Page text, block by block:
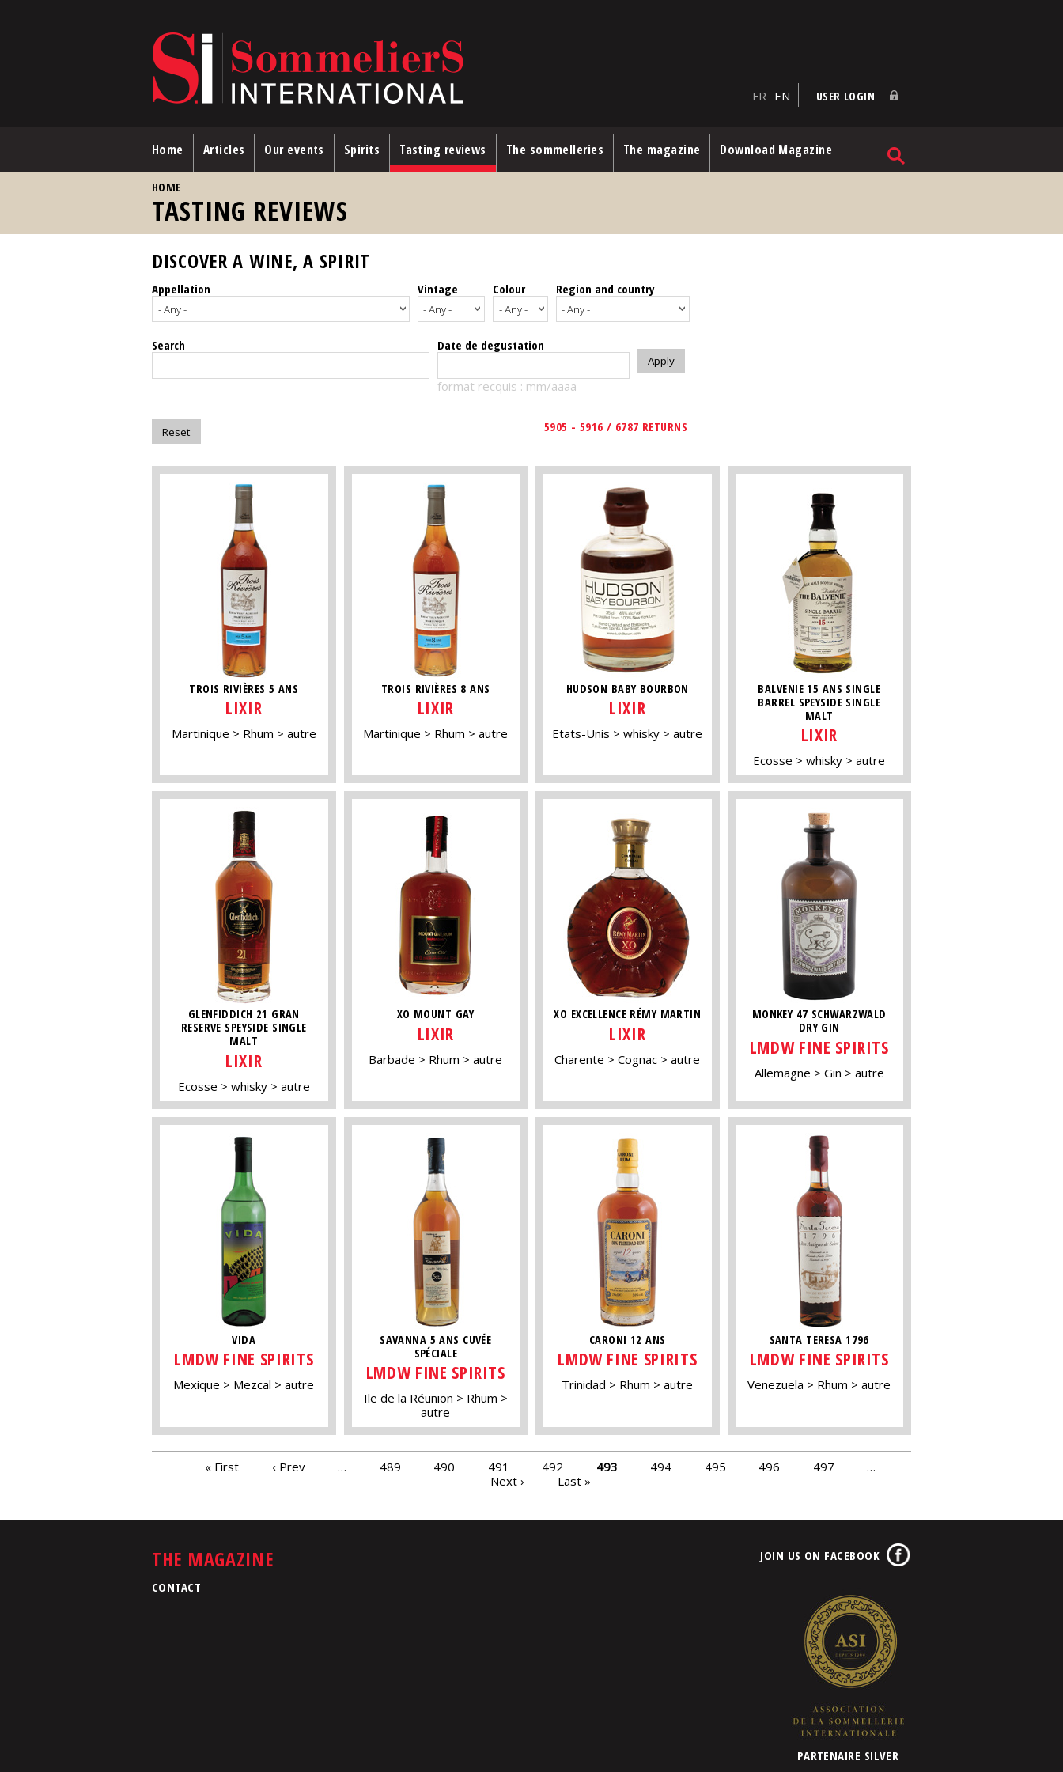
FR EN USER LOGIN
Home Articles Our events Spirits Tasting reviews The sommelleries The magazine Download Magazine
HOME
TASTING REVIEWS
DISCOVER A WINE, A SPIRIT
Appellation Vintage Colour Region and country
Search Date de degustation
format recquis : mm/aaaa
5905 - 5916 / 6787 RETURNS
TROIS RIVIÈRES 5 ANS
LIXIR
Martinique Rhum autre
TROIS RIVIÈRES 8 ANS
LIXIR
Martinique Rhum autre
HUDSON BABY BOURBON
LIXIR
Etats-Unis whisky autre
BALVENIE 15 ANS SINGLE
BARREL SPEYSIDE SINGLE
MALT
LIXIR
Ecosse whisky autre
GLENFIDDICH 21 GRAN
RESERVE SPEYSIDE SINGLE
MALT
LIXIR
Ecosse whisky autre
XO MOUNT GAY
LIXIR
Barbade Rhum autre
XO EXCELLENCE RÉMY MARTIN
LIXIR
Charente Cognac autre
MONKEY 47 SCHWARZWALD
DRY GIN
LMDW FINE SPIRITS
Allemagne Gin autre
VIDA
LMDW FINE SPIRITS
Mexique Mezcal autre
SAVANNA 5 ANS CUVÉE
SPÉCIALE
LMDW FINE SPIRITS
Ile de la Réunion
Rhum
autre
CARONI 12 ANS
LMDW FINE SPIRITS
Trinidad Rhum autre
SANTA TERESA 1796
LMDW FINE SPIRITS
Venezuela Rhum autre
« First ‹ Prev … 489 490 491 492 493 494 495 496 497
…
Next ›
Last »
THE MAGAZINE
CONTACT
JOIN US ON FACEBOOK
PARTENAIRE SILVER